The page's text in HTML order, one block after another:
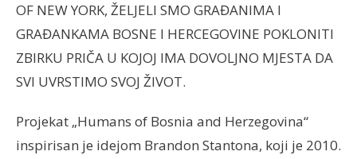
OF NEW YORK, ŽELJELI SMO GRAĐANIMA I
GRAĐANKAMA BOSNE I HERCEGOVINE POKLONITI
ZBIRKU PRIČA U KOJOJ IMA DOVOLJNO MJESTA DA
SVI UVRSTIMO SVOJ ŽIVOT.
Projekat „Humans of Bosnia and Herzegovina“
inspirisan je idejom Brandon Stantona, koji je 2010.